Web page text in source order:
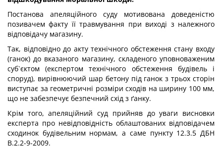
Постанова апеляційного суду мотивована доведеністю
позивачем факту її травмування при виході з належного
відповідачу магазину.
Так, відповідно до акту технічного обстеження стану входу
(ганок) до вказаного магазину, складеного уповноваженим
суб`єктом (експертом технічного обстеження будівель і
споруд), вирівнюючий шар бетону під ганок з трьох сторін
виступає за геометричні розміри сходів на ширину 100 мм,
що не забезпечує безпечний схід з ґанку.
Крім того, апеляційний суд прийняв до уваги висновки
експерта про невідповідність облаштованих відповідачем
сходинок будівельним нормам, а саме пункту 12.3.5 ДБН
В.2.2-9-2009.